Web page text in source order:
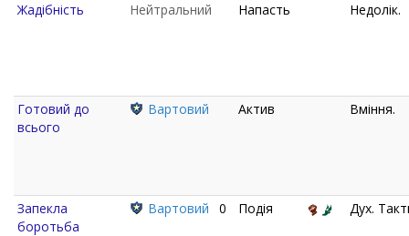
Жадібність Нейтральний Напасть Недолік.
Готовий до
всього
Вартовий Актив Вміння.
Запекла
боротьба
Вартовий 0 Подія Дух.